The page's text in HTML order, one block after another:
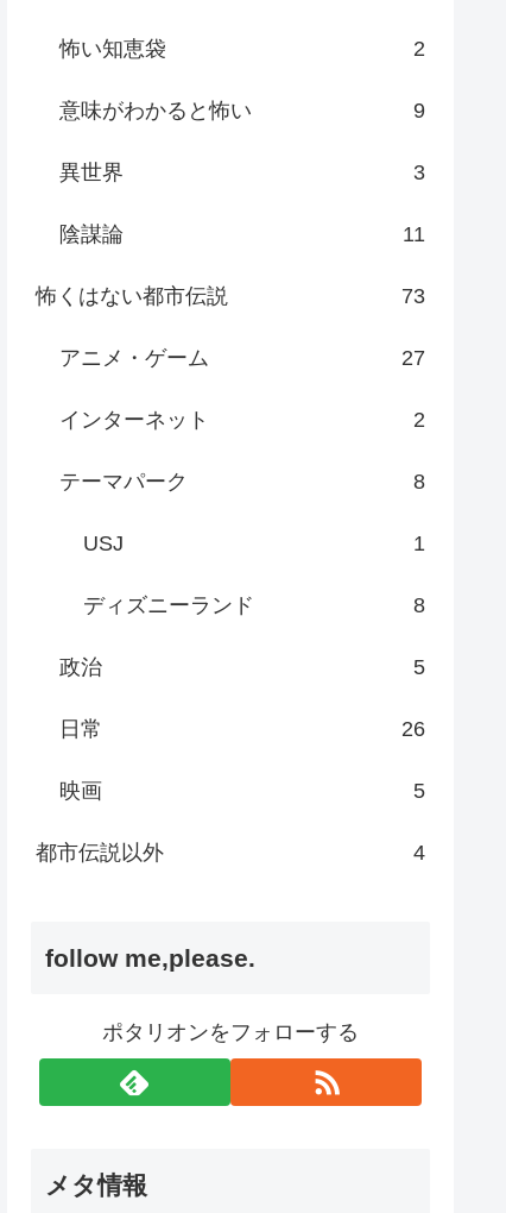
怖い知恵袋 2
意味がわかると怖い 9
異世界 3
陰謀論 11
怖くはない都市伝説 73
アニメ・ゲーム 27
インターネット 2
テーマパーク 8
USJ 1
ディズニーランド 8
政治 5
日常 26
映画 5
都市伝説以外 4
follow me,please.
ポタリオンをフォローする
メタ情報